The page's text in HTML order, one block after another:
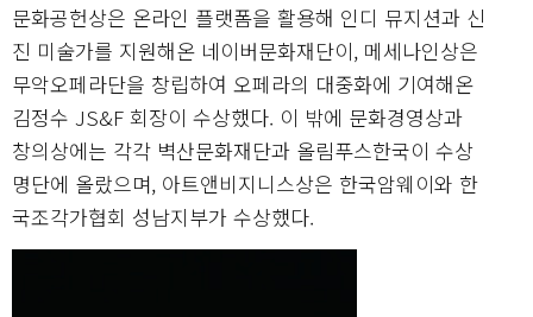
문화공헌상은 온라인 플랫폼을 활용해 인디 뮤지션과 신
진 미술가를 지원해온 네이버문화재단이, 메세나인상은
무악오페라단을 창립하여 오페라의 대중화에 기여해온
김정수 JS&F 회장이 수상했다. 이 밖에 문화경영상과
창의상에는 각각 벽산문화재단과 올림푸스한국이 수상
명단에 올랐으며, 아트앤비지니스상은 한국암웨이와 한
국조각가협회 성남지부가 수상했다.